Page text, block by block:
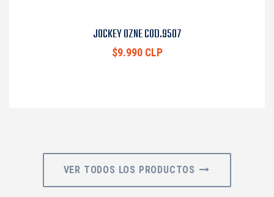
JOCKEY OZNE COD.9507
$9.990 CLP
VER TODOS LOS PRODUCTOS